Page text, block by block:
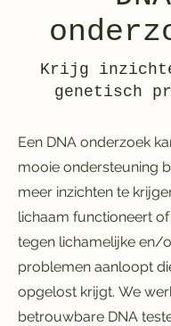
Krijg
genetisch
Een DNA onderzoek
mooie ondersteuning
meer inzichten te
lichaam functioneert
tegen lichamelijke en/
problemen aanloopt
opgelost krijgt. We
betrouwbare DNA